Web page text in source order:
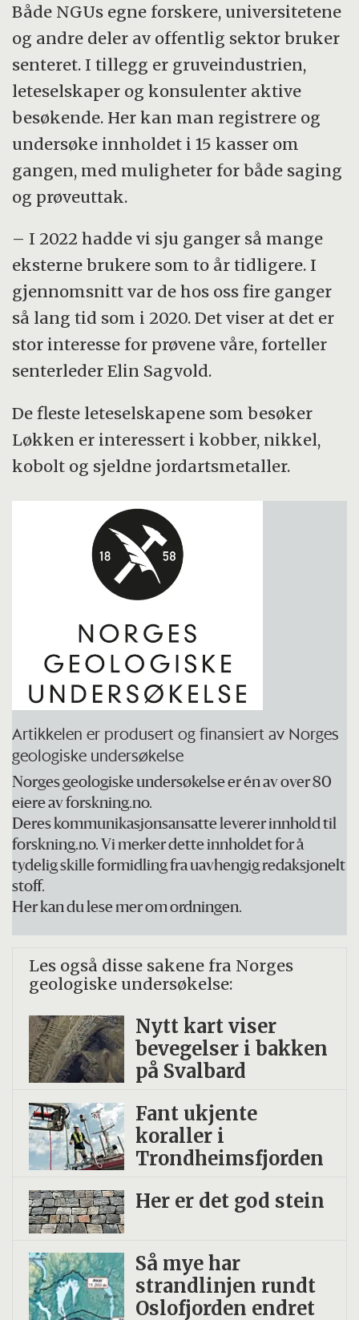
Både NGUs egne forskere, universitetene
og andre deler av offentlig sektor bruker
senteret. I tillegg er gruveindustrien,
leteselskaper og konsulenter aktive
besøkende. Her kan man registrere og
undersøke innholdet i 15 kasser om
gangen, med muligheter for både saging
og prøveuttak.
– I 2022 hadde vi sju ganger så mange
eksterne brukere som to år tidligere. I
gjennomsnitt var de hos oss fire ganger
så lang tid som i 2020. Det viser at det er
stor interesse for prøvene våre, forteller
senterleder Elin Sagvold.
De fleste leteselskapene som besøker
Løkken er interessert i kobber, nikkel,
kobolt og sjeldne jordartsmetaller.
Artikkelen er produsert og finansiert av Norges
geologiske undersøkelse
Norges geologiske undersøkelse er én av over 80
eiere av forskning.no.
Deres kommunikasjonsansatte leverer innhold til
forskning.no. Vi merker dette innholdet for å
tydelig skille formidling fra uavhengig redaksjonelt
stoff.
Her kan du lese mer om ordningen.
Les også disse sakene fra Norges
geologiske undersøkelse:
Nytt kart viser
bevegelser i bakken
på Svalbard
Fant ukjente
koraller i
Trondheimsfjorden
Her er det god stein
Så mye har
strandlinjen rundt
Oslofjorden endret